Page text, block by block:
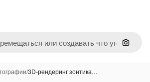
Поиск
/3D-рендеринг зонтика…